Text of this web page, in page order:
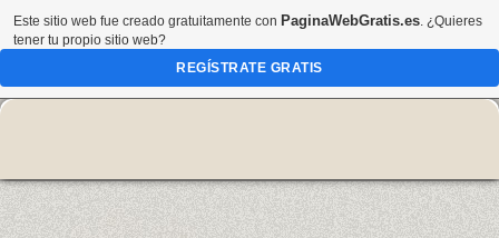
Este sitio web fue creado gratuitamente con PaginaWebGratis.es. ¿Quieres
tener tu propio sitio web?
REGÍSTRATE GRATIS